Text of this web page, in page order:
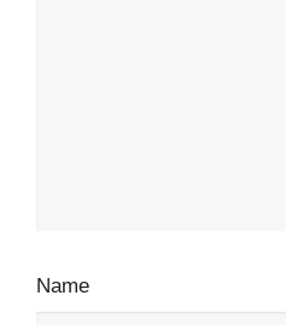
Name